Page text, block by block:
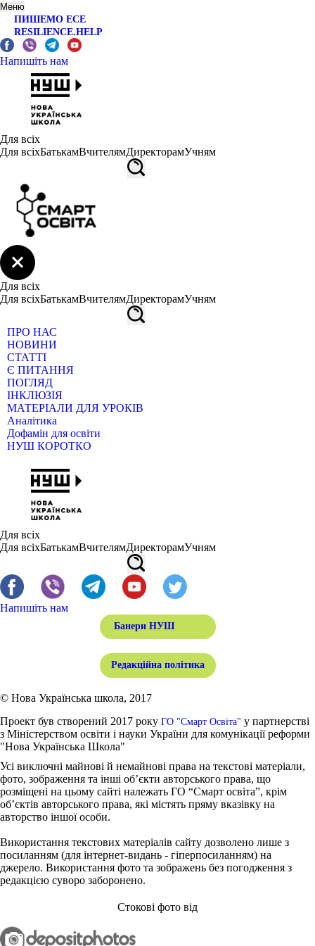
Меню
ПИШЕМО ЕСЕ
RESILIENCE.HELP
Напишіть нам
Для всіх
Для всіхБатькамВчителямДиректорамУчням
Для всіх
Для всіхБатькамВчителямДиректорамУчням
ПРО НАС
НОВИНИ
СТАТТІ
Є ПИТАННЯ
ПОГЛЯД
ІНКЛЮЗІЯ
МАТЕРІАЛИ ДЛЯ УРОКІВ
Аналітика
Дофамін для освіти
НУШ КОРОТКО
Для всіх
Для всіхБатькамВчителямДиректорамУчням
Напишіть нам
Банери НУШ
Редакційна політика
© Нова Українська школа, 2017
Проект був створений 2017 року ГО "Смарт Освіта" у партнерстві
з Міністерством освіти і науки України для комунікації реформи
"Нова Українська Школа"
Усі виключні майнові й немайнові права на текстові матеріали,
фото, зображення та інші об’єкти авторського права, що
розміщені на цьому сайті належать ГО “Смарт освіта”, крім
об’єктів авторського права, які містять пряму вказівку на
авторство іншої особи.
Використання текстових матеріалів сайту дозволено лише з
посиланням (для інтернет-видань - гіперпосиланням) на
джерело. Використання фото та зображень без погодження з
редакцією суворо заборонено.
Стокові фото від